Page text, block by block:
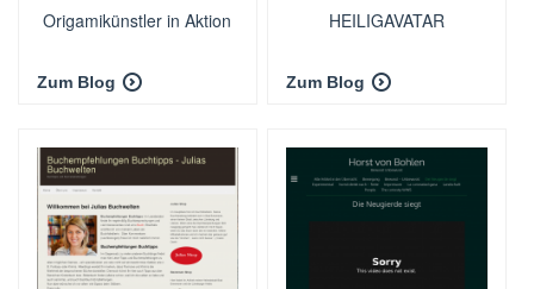
Origamikünstler in Aktion
Zum Blog
HEILIGAVATAR
Zum Blog